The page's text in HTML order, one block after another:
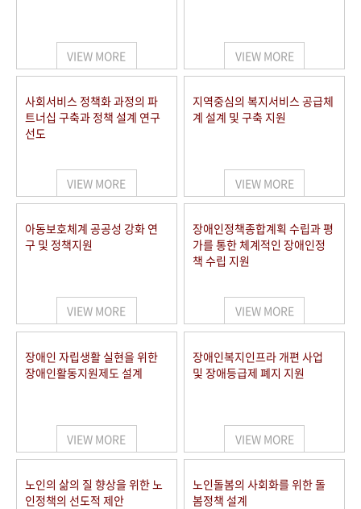
VIEW MORE VIEW MORE
사회서비스 정책화 과정의 파
트너십 구축과 정책 설계 연구
선도
VIEW MORE
지역중심의 복지서비스 공급체
계 설계 및 구축 지원
VIEW MORE
아동보호체계 공공성 강화 연
구 및 정책지원
VIEW MORE
장애인정책종합계획 수립과 평
가를 통한 체계적인 장애인정
책 수립 지원
VIEW MORE
장애인 자립생활 실현을 위한
장애인활동지원제도 설계
VIEW MORE
장애인복지인프라 개편 사업
및 장애등급제 폐지 지원
VIEW MORE
노인의 삶의 질 향상을 위한 노
인정책의 선도적 제안
노인돌봄의 사회화를 위한 돌
봄정책 설계